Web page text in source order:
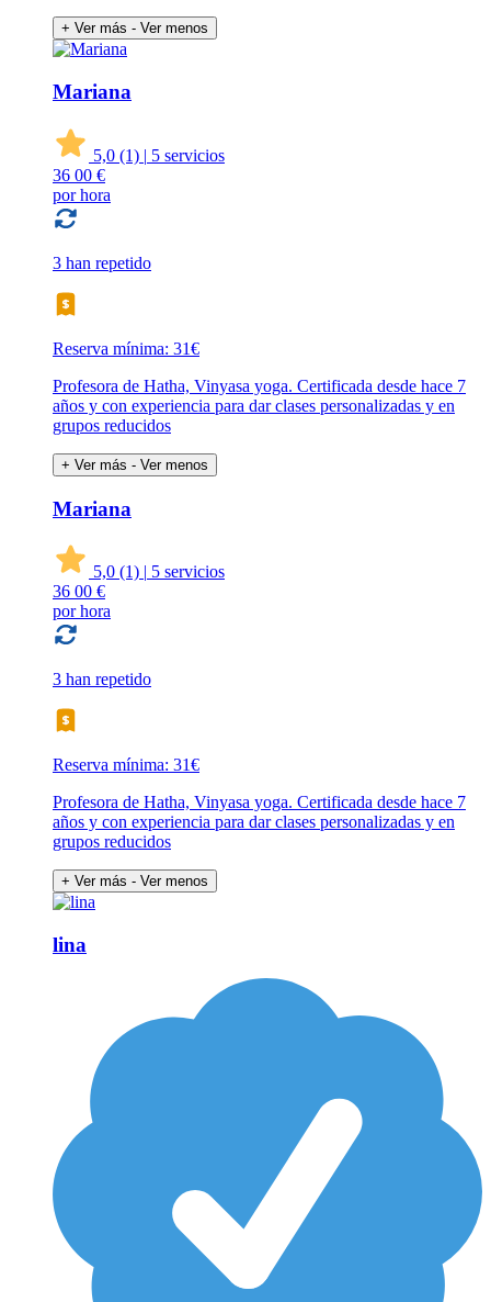
+ Ver más - Ver menos
Mariana
5,0 (1) | 5 servicios
36 00 €
por hora
3 han repetido
Reserva mínima: 31€
Profesora de Hatha, Vinyasa yoga. Certificada desde hace 7
años y con experiencia para dar clases personalizadas y en
grupos reducidos
+ Ver más - Ver menos
Mariana
5,0 (1) | 5 servicios
36 00 €
por hora
3 han repetido
Reserva mínima: 31€
Profesora de Hatha, Vinyasa yoga. Certificada desde hace 7
años y con experiencia para dar clases personalizadas y en
grupos reducidos
+ Ver más - Ver menos
lina